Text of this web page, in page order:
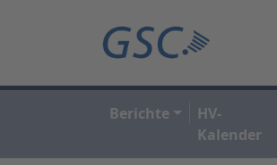
Berichte
HV-
Kalender